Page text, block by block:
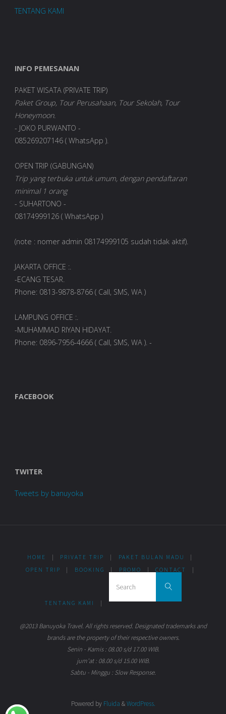
TENTANG KAMI
INFO PEMESANAN
PAKET WISATA (PRIVATE TRIP)
Paket Group, Tour Perusahaan, Tour Sekolah, Tour
Honeymoon.
- JOKO PURWANTO -
085269207146 ( WhatsApp ).
OPEN TRIP (GABUNGAN)
Trip yang terbuka untuk umum, dengan pendaftaran
minimal 1 orang
- SUHARTONO -
08174999126 ( WhatsApp )
(note : nomer admin 08174999105 sudah tidak aktif).
JAKARTA OFFICE :.
-ECANG TESAR.
Phone: 0813-9878-8766 ( Call, SMS, WA )
LAMPUNG OFFICE :.
-MUHAMMAD RIYAN HIDAYAT.
Phone: 0896-7956-4666 ( Call, SMS, WA ). -
FACEBOOK
TWITER
Tweets by banuyoka
HOME PRIVATE TRIP PAKET BULAN MADU
OPEN TRIP
BOOKING PROMO CONTACT
TENTANG KAMI
Search
@2013 Banuyoka Travel. All rights reserved. Designated trademarks and
brands are the property of their respective owners.
Senin - Kamis : 08.00 s/d 17.00 WIB.
jum'at : 08.00 s/d 15.00 WIB.
Sabtu - Minggu : Slow Response.
Powered byFluida &WordPress.